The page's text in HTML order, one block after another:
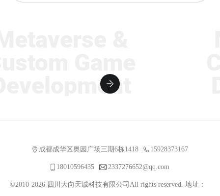
成都成华区奥园广场三期6栋1418 15928373167
18010596435 2337276652@qq.com
©2010-2026 四川大向天诚科技有限公司All rights reserved. 地址：